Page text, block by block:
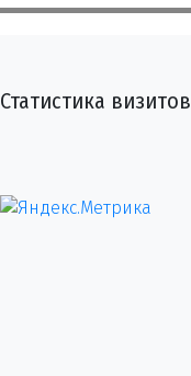
Статистика визитов